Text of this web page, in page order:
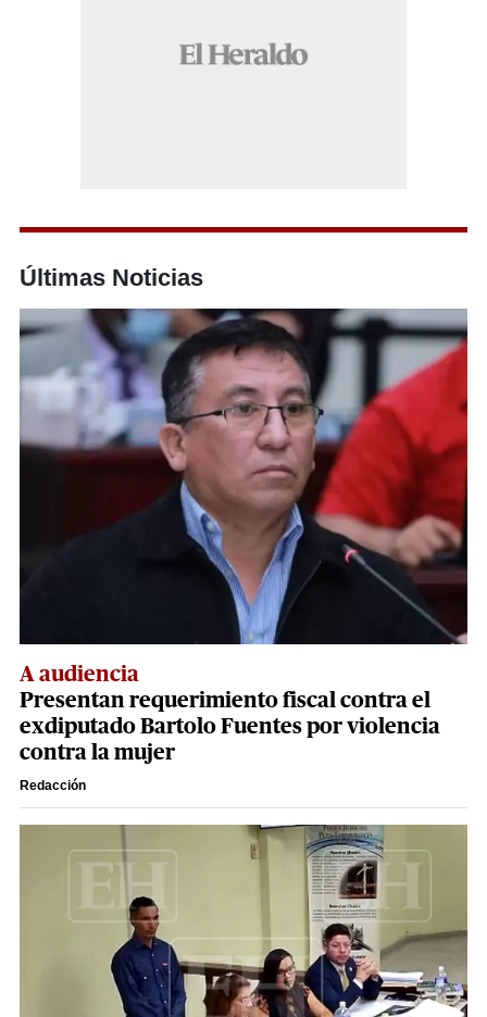
Últimas Noticias
A audiencia
Presentan requerimiento fiscal contra el
exdiputado Bartolo Fuentes por violencia
contra la mujer
Redacción